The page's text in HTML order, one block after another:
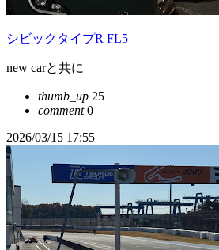
シビックタイプR FL5
new carと共に
thumb_up 25
comment0
2026/03/15 17:55